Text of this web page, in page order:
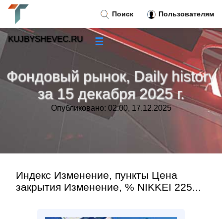
Фондовый рынок, Daily history
за 15 декабря 2025 г.
Опубликовано: 02:00, 17.12.2025
Индекс Изменение, пункты Цена
закрытия Изменение, % NIKKEI 225...
Поиск Пользователям
KUJBYSHEVEC.RU ☰
»
Тренды новостей »
»
Контакт»